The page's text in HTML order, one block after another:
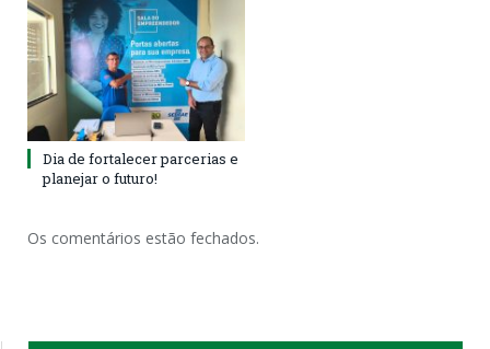
Dia de fortalecer parcerias e
planejar o futuro!
Os comentários estão fechados.